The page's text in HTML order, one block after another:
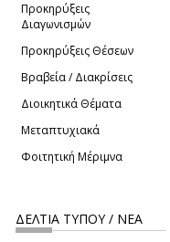
Προκηρύξεις
Διαγωνισμών
Προκηρύξεις Θέσεων
Βραβεία / Διακρίσεις
Διοικητικά Θέματα
Μεταπτυχιακά
Φοιτητική Μέριμνα
ΔΕΛΤΙΑ ΤΥΠΟΥ / ΝΕΑ